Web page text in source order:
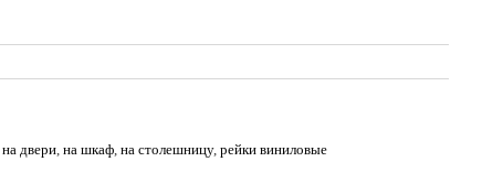
на двери, на шкаф, на столешницу, рейки виниловые